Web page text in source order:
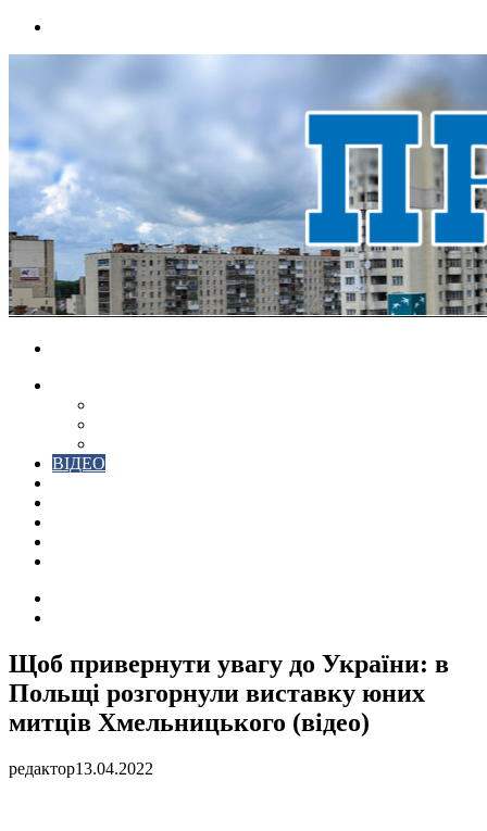
ВІДЕО
Щоб привернути увагу до України: в
Польщі розгорнули виставку юних
митців Хмельницького (відео)
редактор13.04.2022